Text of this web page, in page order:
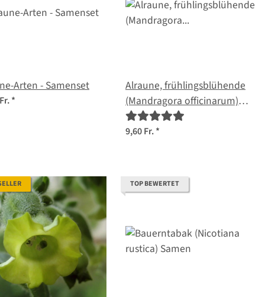
Arten - Samenset
*
Alraune, frühlingsblühende
(Mandragora officinarum)
Samen
9,60 Fr.*
TOP BEWERTET